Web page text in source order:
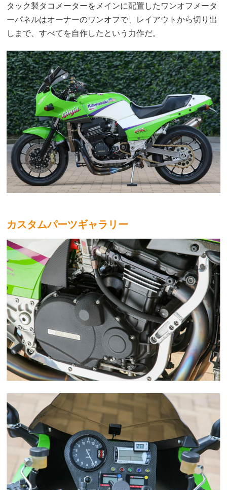
タック製タコメーターをメインに配置したワンオフメータ
ーパネルはオーナーのワンオフで、レイアウトから切り出
しまで、すべてを自作したという力作だ。
カスタムパーツギャラリー